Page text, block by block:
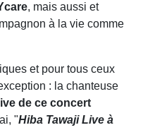
, mais aussi et
à la vie comme
et pour tous ceux
: la chanteuse
de ce concert
"Hiba Tawaji Live à